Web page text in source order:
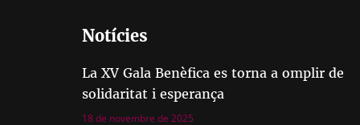
Notícies
La XV Gala Benèfica es torna a omplir de
solidaritat i esperança
18 de novembre de 2025